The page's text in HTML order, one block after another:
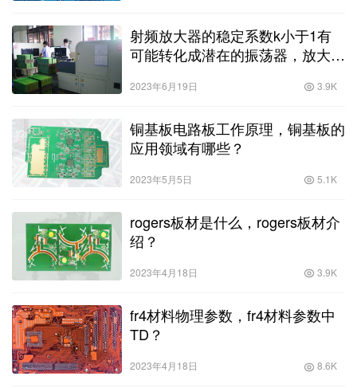
射频放大器的稳定系数k小于1有
可能转化成潜在的振荡器，放大器
2023年6月19日 3.9K
铜基板电路板工作原理，铜基板的
应用领域有哪些？
2023年5月5日 5.1K
rogers板材是什么，rogers板材介
绍？
2023年4月18日 3.9K
fr4材料物理参数，fr4材料参数中
TD？
2023年4月18日 8.6K